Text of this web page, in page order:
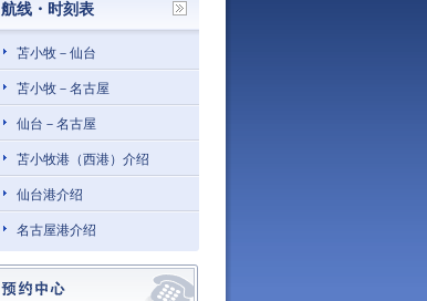
航线・时刻表
苫小牧－仙台
苫小牧－名古屋
仙台－名古屋
苫小牧港（西港）介绍
仙台港介绍
名古屋港介绍